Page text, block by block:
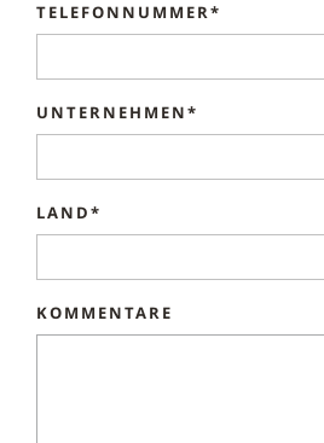
TELEFONNUMMER*
UNTERNEHMEN*
LAND*
KOMMENTARE